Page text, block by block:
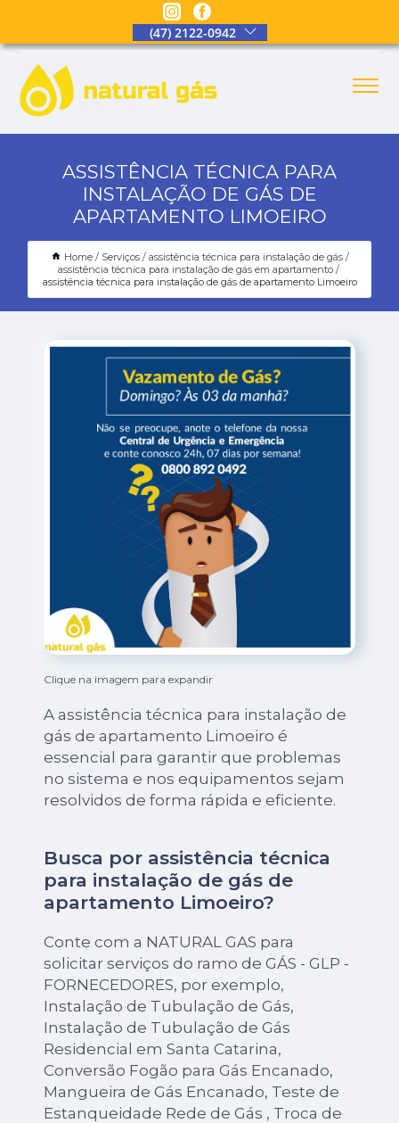
(47) 2122-0942
ASSISTÊNCIA TÉCNICA PARA
INSTALAÇÃO DE GÁS DE
APARTAMENTO LIMOEIRO
Home Serviços
assistência técnica para instalação de gás
assistência técnica para instalação de gás em apartamento
assistência técnica para instalação de gás de apartamento Limoeiro
Clique na imagem para expandir
A assistência técnica para instalação de
gás de apartamento Limoeiro é
essencial para garantir que problemas
no sistema e nos equipamentos sejam
resolvidos de forma rápida e eficiente.
Busca por assistência técnica
para instalação de gás de
apartamento Limoeiro?
Conte com a NATURAL GAS para
solicitar serviços do ramo de GÁS - GLP -
FORNECEDORES, por exemplo,
Instalação de Tubulação de Gás,
Instalação de Tubulação de Gás
Residencial em Santa Catarina,
Conversão Fogão para Gás Encanado,
Mangueira de Gás Encanado, Teste de
Estanqueidade Rede de Gás , Troca de